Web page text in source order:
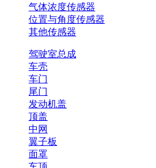
气体浓度传感器
位置与角度传感器
其他传感器
驾驶室总成
车壳
车门
尾门
发动机盖
顶盖
中网
翼子板
面罩